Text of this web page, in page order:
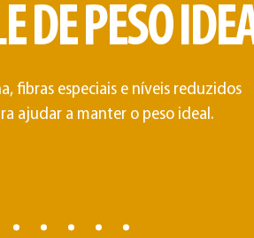
DE PESO
fibras especiais e níveis reduzidos
ajudar a manter o peso ideal.